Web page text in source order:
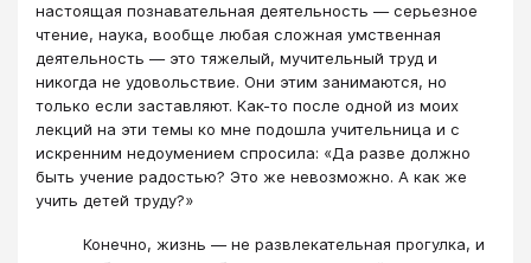
настоящая познавательная деятельность ― серьезное
чтение, наука, вообще любая сложная умственная
деятельность ― это тяжелый, мучительный труд и
никогда не удовольствие. Они этим занимаются, но
только если заставляют. Как-то после одной из моих
лекций на эти темы ко мне подошла учительница и с
искренним недоумением спросила: «Да разве должно
быть учение радостью? Это же невозможно. А как же
учить детей труду?»
Конечно, жизнь ― не развлекательная прогулка, и